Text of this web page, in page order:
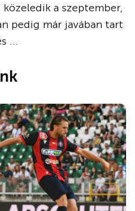
közeledik a szeptember,
pedig már javában tart
...